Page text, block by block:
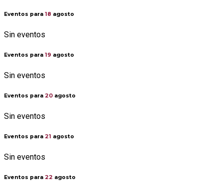
Eventos para 18 agosto
Sin eventos
Eventos para 19 agosto
Sin eventos
Eventos para 20 agosto
Sin eventos
Eventos para 21 agosto
Sin eventos
Eventos para 22 agosto